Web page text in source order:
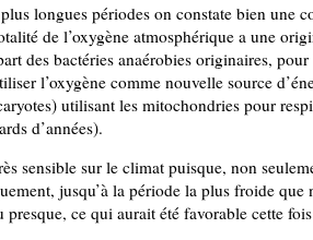
longues périodes on constate bien une
de l’oxygène atmosphérique a une
des bactéries anaérobies originaires,
l’oxygène comme nouvelle source
utilisant les mitochondries pour
d’années).
sensible sur le climat puisque, non
jusqu’à la période la plus froide
presque, ce qui aurait été favorable cette